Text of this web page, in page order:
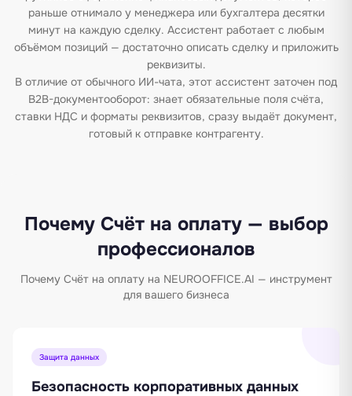
раньше отнимало у менеджера или бухгалтера десятки
минут на каждую сделку. Ассистент работает с любым
объёмом позиций — достаточно описать сделку и приложить
реквизиты.
В отличие от обычного ИИ-чата, этот ассистент заточен под
B2B-документооборот: знает обязательные поля счёта,
ставки НДС и форматы реквизитов, сразу выдаёт документ,
готовый к отправке контрагенту.
Почему Счёт на оплату — выбор
профессионалов
Почему Счёт на оплату на NEUROOFFICE.AI — инструмент
для вашего бизнеса
Защита данных
Безопасность корпоративных данных